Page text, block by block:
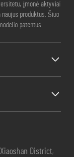
įmonė aktyviai
produktus. Šiuo
patentus.
District,